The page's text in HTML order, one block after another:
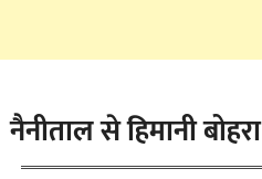
नैनीताल से हिमानी बोहरा